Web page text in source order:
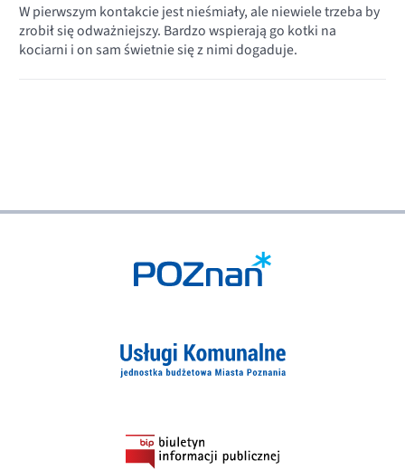
W pierwszym kontakcie jest nieśmiały, ale niewiele trzeba by
zrobił się odważniejszy. Bardzo wspierają go kotki na
kociarni i on sam świetnie się z nimi dogaduje.